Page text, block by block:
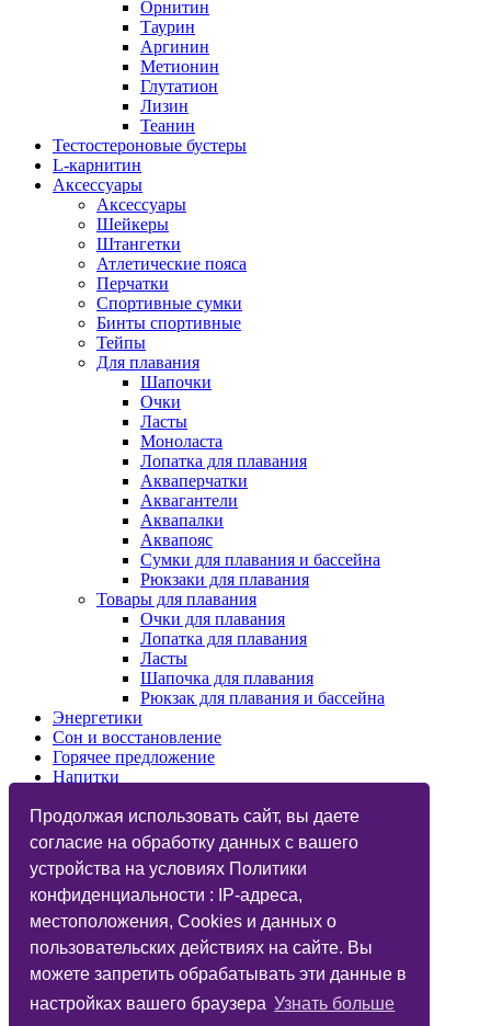
Продолжая использовать сайт, вы даете
согласие на обработку данных с вашего
устройства на условиях Политики
конфиденциальности : IP-адреса,
местоположения, Cookies и данных о
пользовательских действиях на сайте. Вы
можете запретить обрабатывать эти данные в
настройках вашего браузера Узнать больше
Орнитин
Таурин
Аргинин
Метионин
Глутатион
Лизин
Теанин
Тестостероновые бустеры
L-карнитин
Аксессуары
Аксессуары
Шейкеры
Штангетки
Атлетические пояса
Перчатки
Спортивные сумки
Бинты спортивные
Тейпы
Для плавания
Шапочки
Очки
Ласты
Моноласта
Лопатка для плавания
Акваперчатки
Аквагантели
Аквапалки
Аквапояс
Сумки для плавания и бассейна
Рюкзаки для плавания
Товары для плавания
Очки для плавания
Лопатка для плавания
Ласты
Шапочка для плавания
Рюкзак для плавания и бассейна
Энергетики
Сон и восстановление
Горячее предложение
Напитки
Назначения
Бренды
Vegan
Глютаминовая кислота
Функциональный тренинг
Подарочные карты
Дисконтные карты
Фитнес-бар
Статьи
Вопрос Ответ